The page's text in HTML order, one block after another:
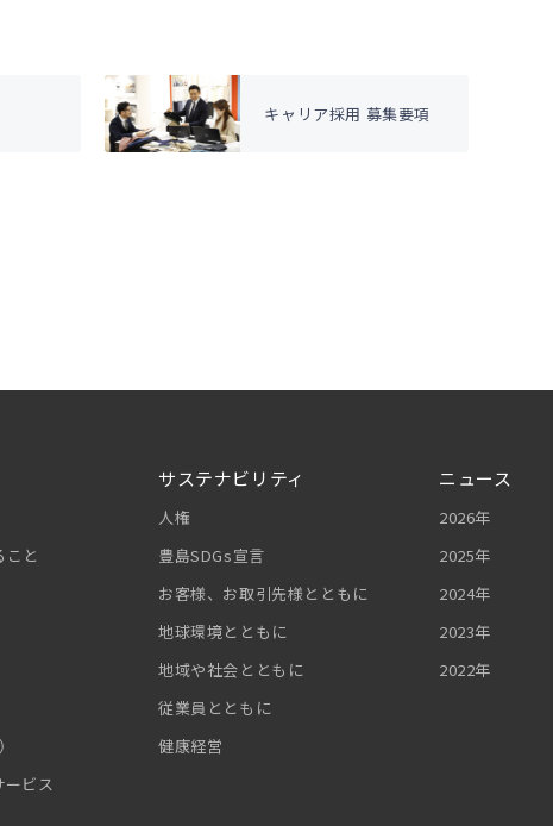
キャリア採用 募集要項
こと
ービス
サステナビリティ
人権
豊島SDGs宣言
お客様、お取引先様とともに
地球環境とともに
地域や社会とともに
従業員とともに
健康経営
ニュース
2026年
2025年
2024年
2023年
2022年